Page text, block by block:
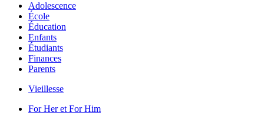
Adolescence
École
Éducation
Enfants
Étudiants
Finances
Parents
Vieillesse
For Her et For Him